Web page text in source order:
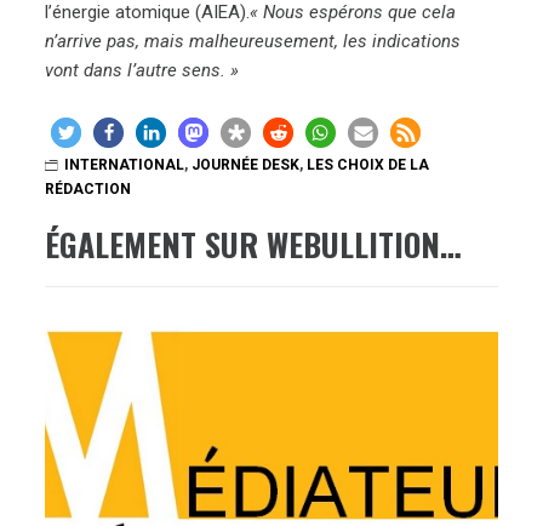
l’énergie atomique (AIEA).« Nous espérons que cela
n’arrive pas, mais malheureusement, les indications
vont dans l’autre sens. »
INTERNATIONAL, JOURNÉE DESK, LES CHOIX DE LA
RÉDACTION
ÉGALEMENT SUR WEBULLITION…